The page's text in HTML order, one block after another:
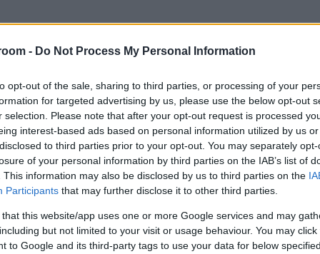
- Do Not Process My Personal Information
opt-out of the sale, sharing to third parties, or processing of your
for targeted advertising by us, please use the below opt-out
selection. Please note that after your opt-out request is processed
interest-based ads based on personal information utilized by us
to third parties prior to your opt-out. You may separately
of your personal information by third parties on the IAB’s list of
This information may also be disclosed by us to third parties on the
Participants that may further disclose it to other third parties.
that this website/app uses one or more Google services and may
but not limited to your visit or usage behaviour. You may
to Google and its third-party tags to use your data for below
Σε